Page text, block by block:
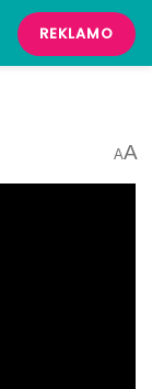
REKLAMO
AA